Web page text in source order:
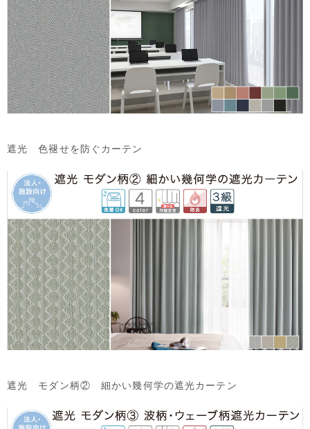
遮光 色褪せを防ぐカーテン
遮光 モダン柄② 細かい幾何学の遮光カーテン